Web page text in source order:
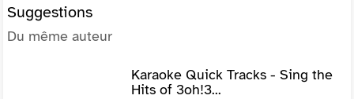
Suggestions
Du même auteur
Karaoke Quick Tracks - Sing the
Hits of 3oh!3...